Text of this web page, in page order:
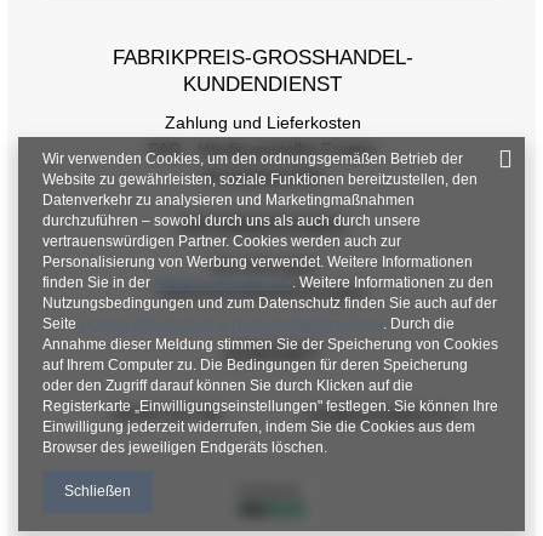
[F] Taillenumfang 66
[H] Innenbeinlänge 65
[J] Gesamtlänge 92
FABRIKPREIS-GROSSHANDEL-K
UNDENDIENST
Zahlung und Lieferkosten
FAQ - Häufig gestellte Fragen
Rückgabepolitik
INFORMATIONEN
Verordnungen
Datenschutzbestimmungen
KONTAKT
+48 601 547 740 hurt@factoryprice.eu
Wir verwenden Cookies, um den ordnungsgemäßen Betrieb der
Website zu gewährleisten, soziale Funktionen bereitzustellen, den
Datenverkehr zu analysieren und Marketingmaßnahmen
durchzuführen – sowohl durch uns als auch durch unsere
vertrauenswürdigen Partner. Cookies werden auch zur
Personalisierung von Werbung verwendet. Weitere Informationen
finden Sie in der
Datenschutzrichtlinie. Weitere Informationen zu den
Nutzungsbedingungen und zum Datenschutz finden Sie auch auf der
Seite
. Durch die
Annahme dieser Meldung stimmen Sie der Speicherung von Cookies
auf Ihrem Computer zu. Die Bedingungen für deren Speicherung
oder den Zugriff darauf können Sie durch Klicken auf die
Registerkarte „Einwilligungseinstellungen" festlegen. Sie können Ihre
Einwilligung jederzeit widerrufen, indem Sie die Cookies aus dem
Browser des jeweiligen Endgeräts löschen.
Schließen